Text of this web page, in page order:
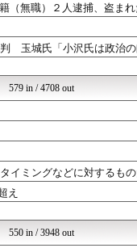
に考えた
ヨにゅーす
あってもの申す！！
一！ニュース録
イムズ
ゲーム速報＠刃
国 恨寓瘻
まとめもりー｜2c...
じゃんる
ワロスまとめニュース♪
（無職）２人逮捕、盗ま
玉城氏「小沢氏は政治
579 in / 4708 out
イミングなどに対するもの
え
550 in / 3948 out